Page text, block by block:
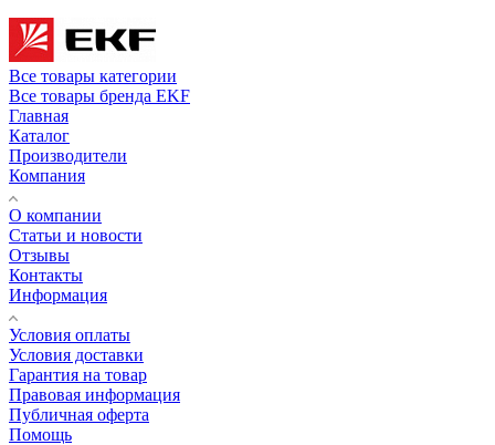
Все товары категории
Все товары бренда EKF
Главная
Каталог
Производители
Компания
О компании
Статьи и новости
Отзывы
Контакты
Информация
Условия оплаты
Условия доставки
Гарантия на товар
Правовая информация
Публичная оферта
Помощь